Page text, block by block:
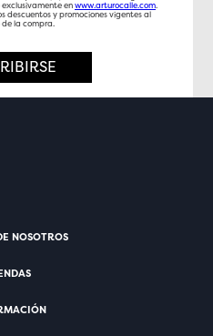
enwww.arturocalle.com.
descuentos y promociones vigentes al
la compra.
NOSOTROS